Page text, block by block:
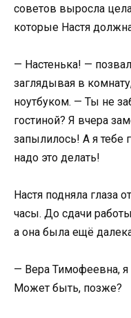
советов выросла
которые Настя
— Настенька! —
заглядывая в
ноутбуком. — Ты не
гостиной? Я вчера
запылилось! А я тебе
надо это делать!
Настя подняла глаза
часы. До сдачи
а она была ещё
— Вера Тимофеевна, я
Может быть, позже?